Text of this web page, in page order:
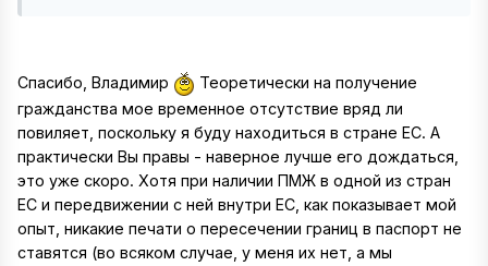
Спасибо, Владимир
Теоретически на получение
гражданства мое временное отсутствие вряд ли
повиляет, поскольку я буду находиться в стране ЕС. А
практически Вы правы - наверное лучше его дождаться,
это уже скоро. Хотя при наличии ПМЖ в одной из стран
ЕС и передвижении с ней внутри ЕС, как показывает мой
опыт, никакие печати о пересечении границ в паспорт не
ставятся (во всяком случае, у меня их нет, а мы